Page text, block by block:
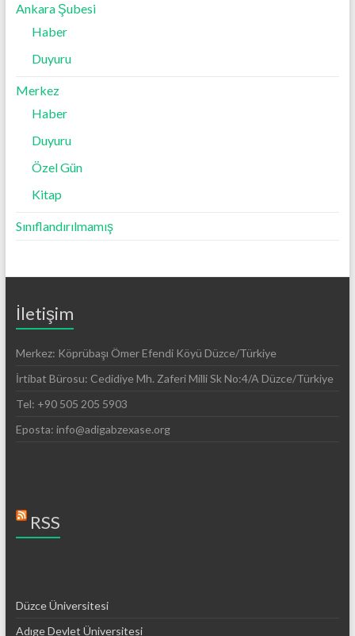
Ankara Şubesi
Haber
Duyuru
Merkez
Haber
Duyuru
Özel Gün
Kitap
Sınıflandırılmamış
İletişim
Merkez: Köprübaşı Ömer Efendi Köyü Düzce/Türkiye
İrtibat Bürosu: Cedidiye Mh. Zaferi Milli Sk No:4/A Düzce/Türkiye
Tel: +90 505 205 5903
Eposta: info@adigabzexase.org
RSS
Düzce Üniversitesi
Adıge Devlet Üniversitesi